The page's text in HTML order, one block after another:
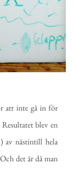
att inte gå in för
blev en
av nästintill hela
det är då man